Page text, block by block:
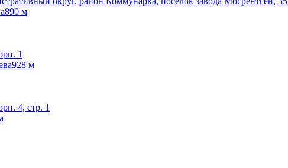
890 м
1
928 м
4, стр. 1